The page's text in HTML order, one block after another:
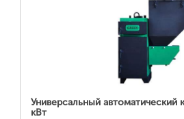
ПОДРОБНЕЕ...
Универсальный автоматический
кВт